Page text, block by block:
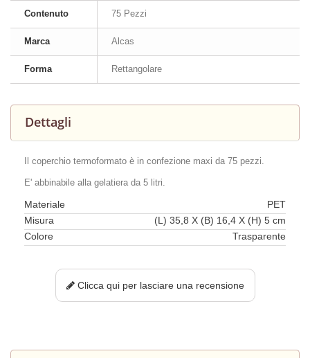
Contenuto 75 Pezzi
Marca Alcas
Forma Rettangolare
Dettagli
Il coperchio termoformato è in confezione maxi da 75 pezzi.
E' abbinabile alla gelatiera da 5 litri.
Materiale
PET
Misura
(L) 35,8 X (B) 16,4 X (H) 5 cm
Colore
Trasparente
Clicca qui per lasciare una recensione